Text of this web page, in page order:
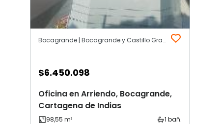
Bocagrande | Bocagrande y Castillo Grande | Cartagena de Indias
$6.450.098
Oficina en Arriendo, Bocagrande,
Cartagena de Indias